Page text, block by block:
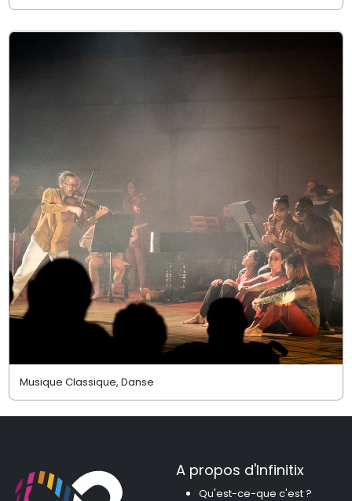
Musique Classique, Danse
A propos d'Infinitix
Qu'est-ce-que c'est ?